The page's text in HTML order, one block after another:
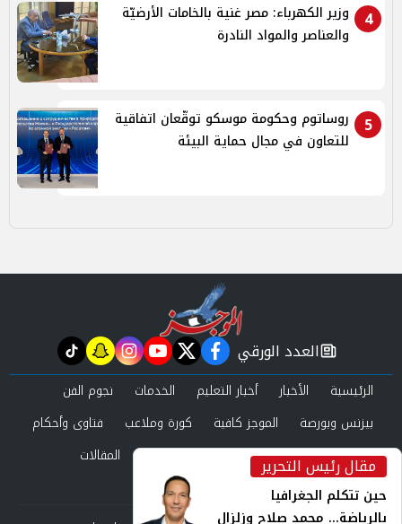
4
وزير الكهرباء: مصر غنية بالخامات الأرضيّة
والعناصر والمواد النادرة
5
روساتوم وحكومة موسكو توقّعان اتفاقية
للتعاون في مجال حماية البيئة
مقال رئيس التحرير
حين تتكلم الجغرافيا
بالرياضة... محمد صلاح وزلزال
newspaper
العدد الورقي facebook
twitter
youtube
instagram
snapchat
tiktok
الرئيسية الأخبار أخبار التعليم الخدمات
نجوم الفن
بيزنس وبورصة
الموجز كافية كورة وملاعب
فتاوى وأحكام
صحة وجمال
عرب وعالم حوادث ومحاكم
المقالات
العدد الورقي